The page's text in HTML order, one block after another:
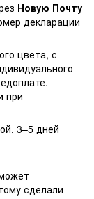
Новую Почту
декларации
цвета, с
при
3–5 дней
сделали